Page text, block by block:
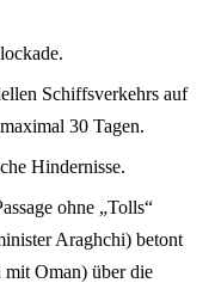
Schiffsverkehrs auf
30 Tagen.
Hindernisse.
ohne „Tolls“
Araghchi) betont
mit Oman) über die